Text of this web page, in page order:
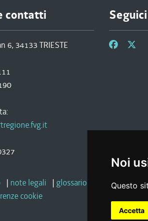
Noi
Questo
Accetta
contatti
6, 34133 TRIESTE
| note legali | glossario privacy |
cookie